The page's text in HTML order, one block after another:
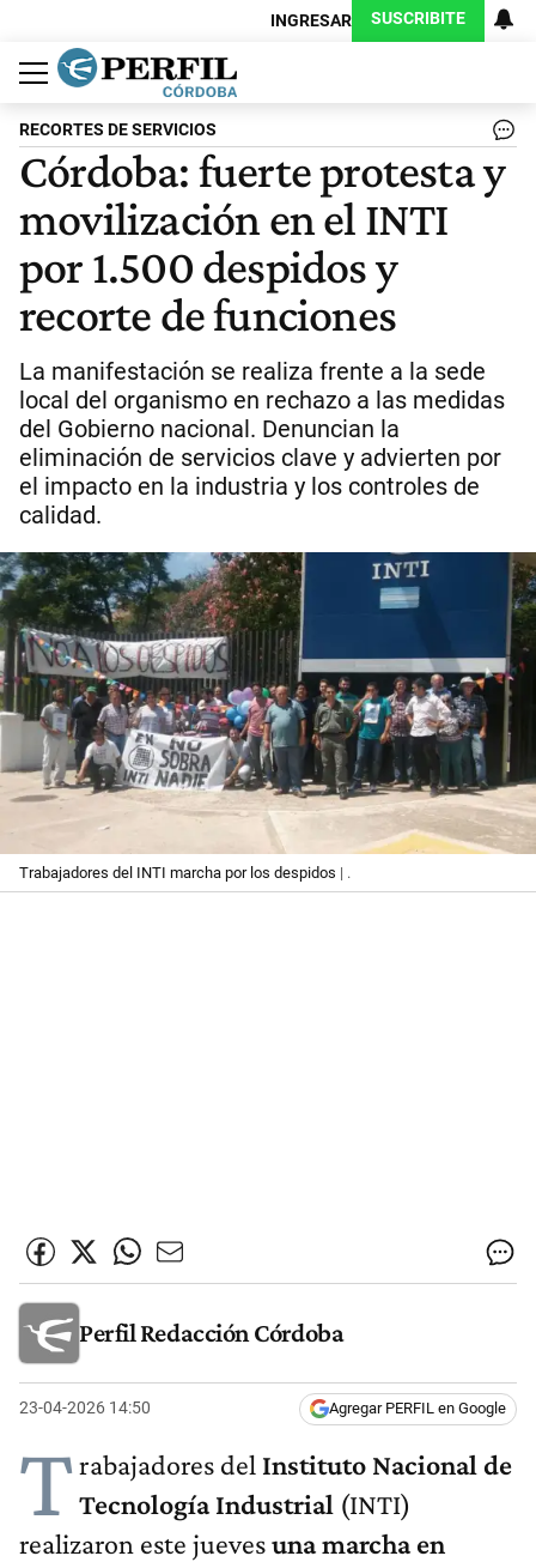
INGRESAR SUSCRIBITE
Política
Economía
Judiciales
Sociedad
Cultura
Espectáculos
Deportes
Protagonistas
RECORTES DE SERVICIOS
Córdoba: fuerte protesta y
movilización en el INTI
por 1.500 despidos y
recorte de funciones
La manifestación se realiza frente a la sede
local del organismo en rechazo a las medidas
del Gobierno nacional. Denuncian la
eliminación de servicios clave y advierten por
el impacto en la industria y los controles de
calidad.
Trabajadores del INTI marcha por los despidos | .
Perfil Redacción Córdoba
23-04-2026 14:50 Agregar PERFIL en Google
Trabajadores del Instituto Nacional de
Tecnología Industrial (INTI)
realizaron este juevesuna marcha en